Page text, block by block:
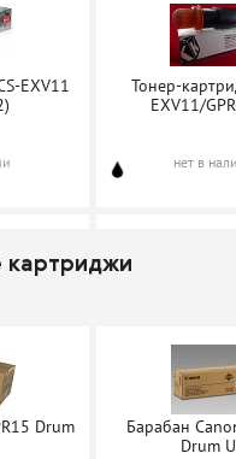
EXV11
Тонер-
EXV11/
нет в
+
нет в
картриджи
Drum
Барабан
Drum